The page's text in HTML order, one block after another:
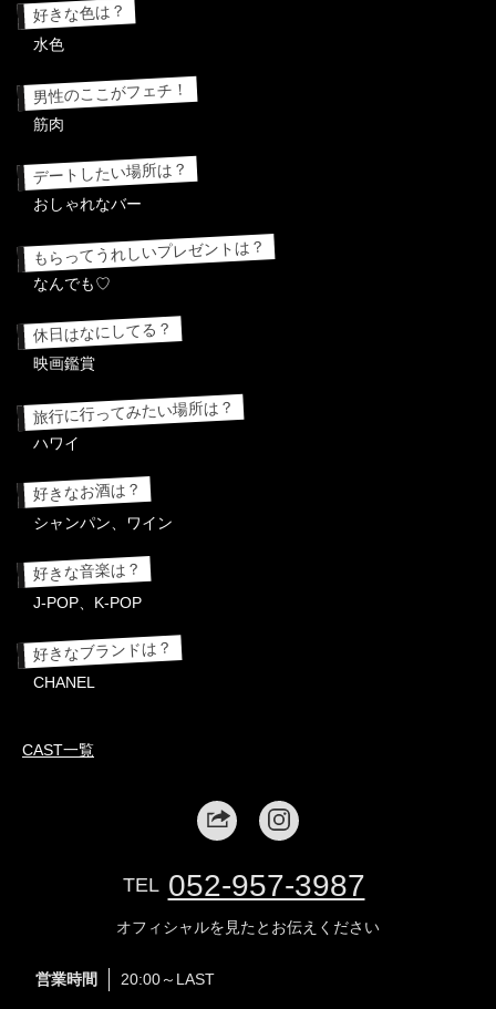
好きな色は？
水色
男性のここがフェチ！
筋肉
デートしたい場所は？
おしゃれなバー
もらってうれしいプレゼントは？
なんでも♡
休日はなにしてる？
映画鑑賞
旅行に行ってみたい場所は？
ハワイ
好きなお酒は？
シャンパン、ワイン
好きな音楽は？
J-POP、K-POP
好きなブランドは？
CHANEL
CAST一覧
TEL 052-957-3987
オフィシャルを見たとお伝えください
営業時間 20:00～LAST